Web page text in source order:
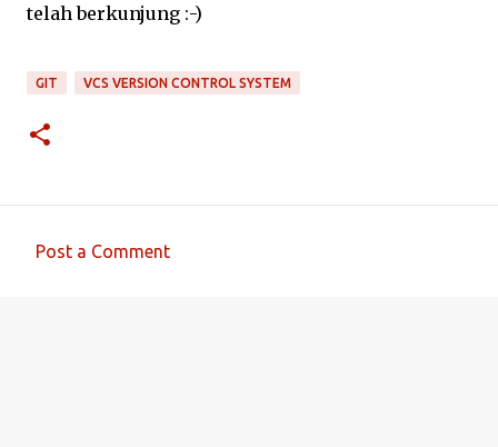
telah berkunjung :-)
GIT VCS VERSION CONTROL SYSTEM
Post a Comment